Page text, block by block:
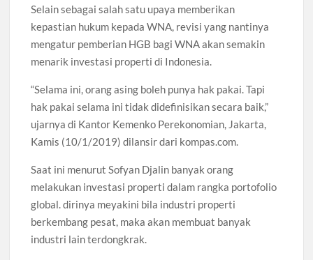
Selain sebagai salah satu upaya memberikan
kepastian hukum kepada WNA, revisi yang nantinya
mengatur pemberian HGB bagi WNA akan semakin
menarik investasi properti di Indonesia.
“Selama ini, orang asing boleh punya hak pakai. Tapi
hak pakai selama ini tidak didefinisikan secara baik,”
ujarnya di Kantor Kemenko Perekonomian, Jakarta,
Kamis (10/1/2019) dilansir dari kompas.com.
Saat ini menurut Sofyan Djalin banyak orang
melakukan investasi properti dalam rangka portofolio
global. dirinya meyakini bila industri properti
berkembang pesat, maka akan membuat banyak
industri lain terdongkrak.